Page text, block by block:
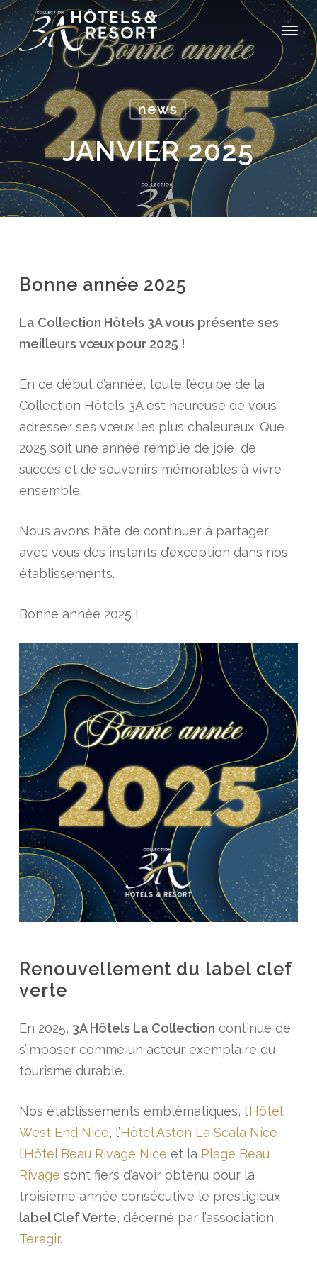
Skip
to
main
content
Menu
news
JANVIER 2025
Bonne année 2025
La Collection Hôtels 3A vous présente ses
meilleurs vœux pour 2025 !
En ce début d’année, toute l’équipe de la
Collection Hôtels 3A est heureuse de vous
adresser ses vœux les plus chaleureux. Que
2025 soit une année remplie de joie, de
succès et de souvenirs mémorables à vivre
ensemble.
Nous avons hâte de continuer à partager
avec vous des instants d’exception dans nos
établissements.
Bonne année 2025 !
Renouvellement du label clef
verte
En 2025, 3A Hôtels La Collection continue de
s’imposer comme un acteur exemplaire du
tourisme durable.
Nos établissements emblématiques, l’Hôtel
West End Nice, l’Hôtel Aston La Scala Nice,
l’Hôtel Beau Rivage Nice et la Plage Beau
Rivage sont fiers d’avoir obtenu pour la
troisième année consécutive le prestigieux
label Clef Verte, décerné par l’association
Teragir.